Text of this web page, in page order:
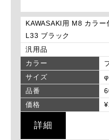
KAWASAKI用 M8 カラ
L33 ブラック
汎用品
カラー
サイズ
品番
価格
詳細